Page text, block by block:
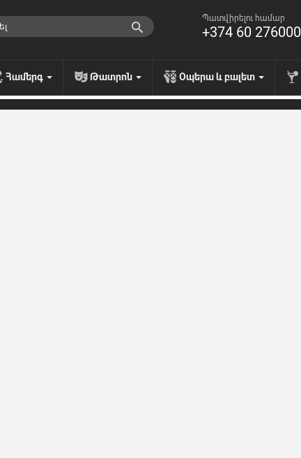
Պատվիրելու համար
+374 60 276000
Համերգ Թատրոն Օպերա և բալետ